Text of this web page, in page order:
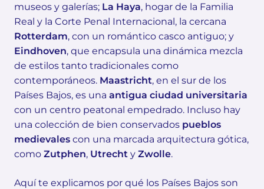
museos y galerías; La Haya, hogar de la Familia
Real y la Corte Penal Internacional, la cercana
Rotterdam, con un romántico casco antiguo; y
Eindhoven, que encapsula una dinámica mezcla
de estilos tanto tradicionales como
contemporáneos. Maastricht, en el sur de los
Países Bajos, es una antigua ciudad universitaria
con un centro peatonal empedrado. Incluso hay
una colección de bien conservados pueblos
medievales con una marcada arquitectura gótica,
como Zutphen, Utrecht y Zwolle.
Aquí te explicamos por qué los Países Bajos son